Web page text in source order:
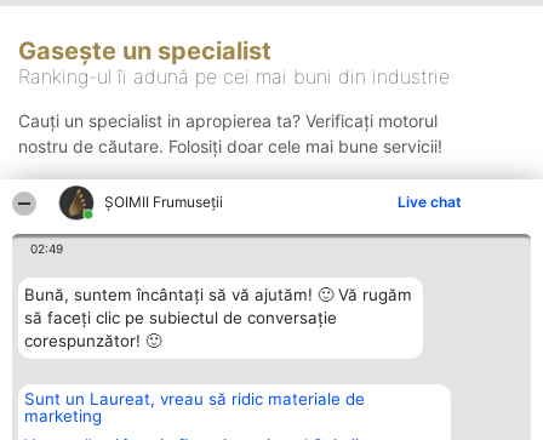
ȘOIMII Frumuseții Live chat
02:49
Bună, suntem încântați să vă ajutăm! 🙂 Vă rugăm
să faceți clic pe subiectul de conversație
corespunzător! 🙂
Sunt un Laureat, vreau să ridic materiale de
marketing
Gasește un specialist
Ranking-ul îi adună pe cei mai buni din industrie
Cauți un specialist in apropierea ta? Verificați motorul
nostru de căutare. Folosiți doar cele mai bune servicii!
Organizator Ranking
BRIGHT SOLUTIONS BR SRL
Aleea Timisul De Sus 2 Bl. A30
Plebiscyt
Lista Tuturor
Contact